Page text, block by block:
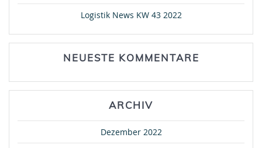
Logistik News KW 43 2022
NEUESTE KOMMENTARE
ARCHIV
Dezember 2022